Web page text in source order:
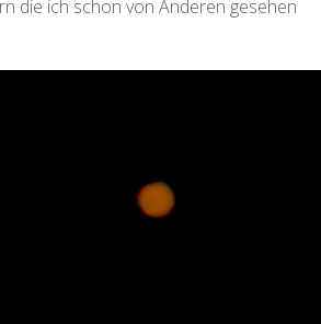
die ich schon von Anderen gesehen